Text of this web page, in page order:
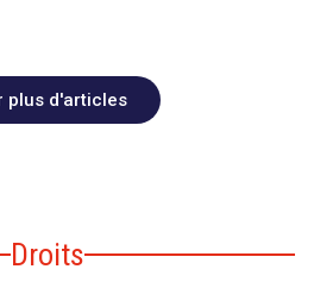
plus d'articles
Droits